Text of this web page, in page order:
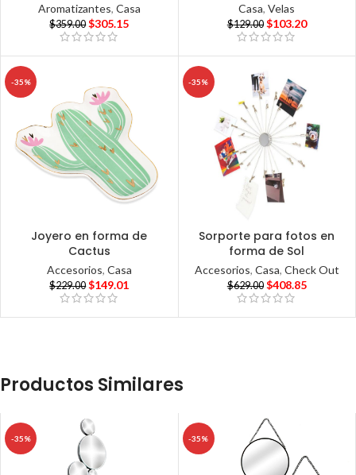
Aromatizantes, Casa
$359.00 $305.15
Casa,Velas
$129.00 $103.20
-35%
Joyero en forma de
Cactus
Accesorios, Casa
$229.00 $149.01
-35%
Sorporte para fotos en
forma de Sol
Accesorios, Casa, Check Out
$629.00 $408.85
Productos Similares
-35% -35%